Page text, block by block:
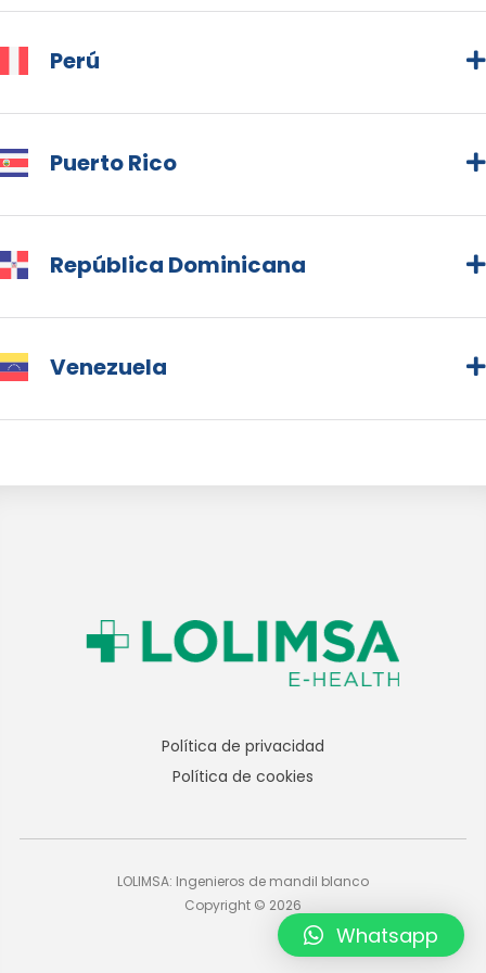
Perú
Puerto Rico
República Dominicana
Venezuela
Política de privacidad
Política de cookies
LOLIMSA: Ingenieros de mandil blanco
Copyright © 2026
Whatsapp